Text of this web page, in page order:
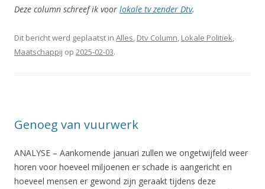
Deze column schreef ik voor lokale tv zender Dtv.
Dit bericht werd geplaatst in Alles, Dtv Column, Lokale Politiek,
Maatschappij op 2025-02-03.
Genoeg van vuurwerk
ANALYSE – Aankomende januari zullen we ongetwijfeld weer
horen voor hoeveel miljoenen er schade is aangericht en
hoeveel mensen er gewond zijn geraakt tijdens deze